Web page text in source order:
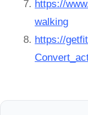
https://
walking
https://